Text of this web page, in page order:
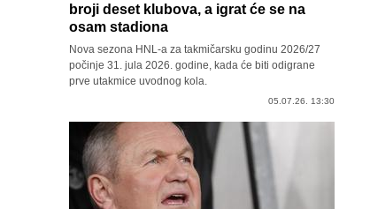
broji deset klubova, a igrat će se na
osam stadiona
Nova sezona HNL-a za takmičarsku godinu 2026/27
počinje 31. jula 2026. godine, kada će biti odigrane
prve utakmice uvodnog kola.
05.07.26. 13:30